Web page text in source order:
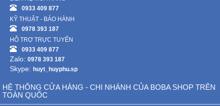
0933 409 877
KỸ THUẬT - BẢO HÀNH
0978 393 187
HỖ TRỢ TRỰC TUYẾN
0933 409 877
Zalo: 0978 393 187
Skype: huyt_huyphu.sp
HỆ THỐNG CỬA HÀNG - CHI NHÁNH CỦA BOBA SHOP TRÊN
TOÀN QUỐC